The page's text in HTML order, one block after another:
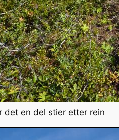
det en del stier etter rein